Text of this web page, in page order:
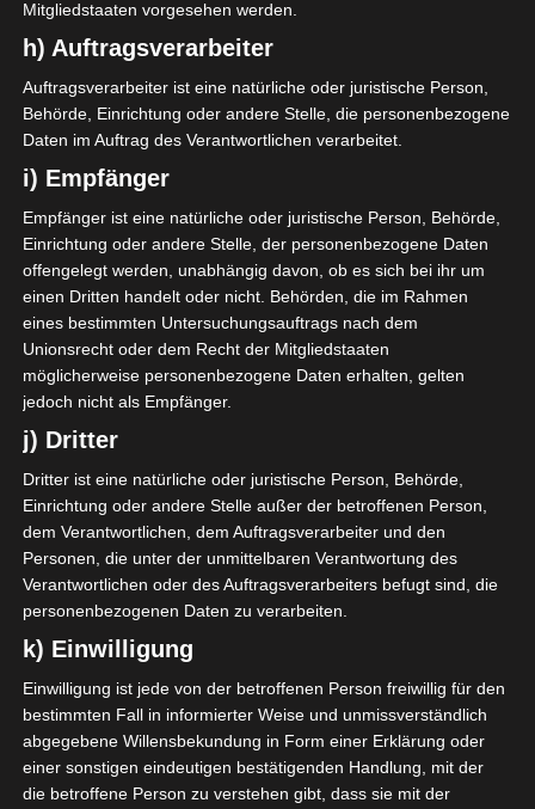
Der schwedische
Teelichthalter wird nicht
mehr hergestellt und ist
eine kleine Rarität.
Mitgliedstaaten vorgesehen werden.
h) Auftragsverarbeiter
Auftragsverarbeiter ist eine natürliche oder juristische Person,
Behörde, Einrichtung oder andere Stelle, die personenbezogene
Daten im Auftrag des Verantwortlichen verarbeitet.
i) Empfänger
Empfänger ist eine natürliche oder juristische Person, Behörde,
Einrichtung oder andere Stelle, der personenbezogene Daten
offengelegt werden, unabhängig davon, ob es sich bei ihr um
einen Dritten handelt oder nicht. Behörden, die im Rahmen
eines bestimmten Untersuchungsauftrags nach dem
Unionsrecht oder dem Recht der Mitgliedstaaten
möglicherweise personenbezogene Daten erhalten, gelten
jedoch nicht als Empfänger.
j) Dritter
Dritter ist eine natürliche oder juristische Person, Behörde,
Einrichtung oder andere Stelle außer der betroffenen Person,
dem Verantwortlichen, dem Auftragsverarbeiter und den
Personen, die unter der unmittelbaren Verantwortung des
Verantwortlichen oder des Auftragsverarbeiters befugt sind, die
personenbezogenen Daten zu verarbeiten.
k) Einwilligung
Einwilligung ist jede von der betroffenen Person freiwillig für den
bestimmten Fall in informierter Weise und unmissverständlich
abgegebene Willensbekundung in Form einer Erklärung oder
einer sonstigen eindeutigen bestätigenden Handlung, mit der
die betroffene Person zu verstehen gibt, dass sie mit der